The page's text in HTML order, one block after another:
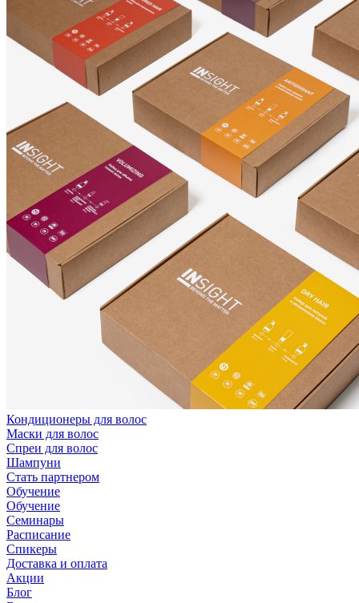
Кондиционеры для волос
Маски для волос
Спреи для волос
Шампуни
Стать партнером
Обучение
Обучение
Семинары
Расписание
Спикеры
Доставка и оплата
Акции
Блог